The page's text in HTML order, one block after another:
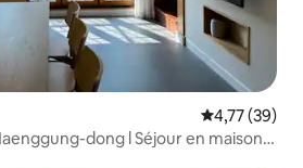
Évaluation
4,77 (39)
dong l Séjour en maison